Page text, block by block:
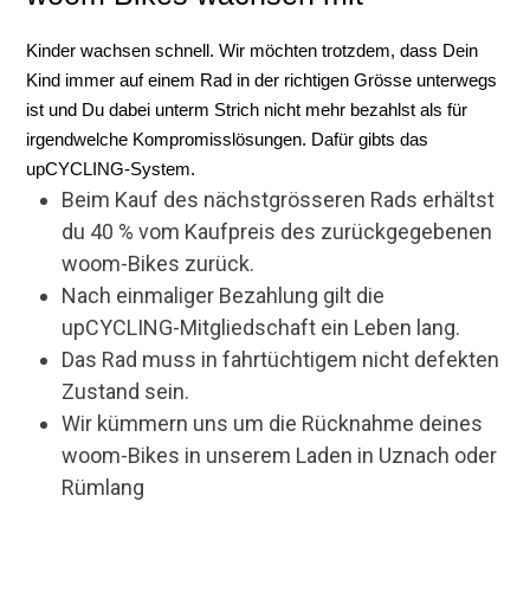
Kinder wachsen schnell. Wir möchten trotzdem, dass Dein
Kind immer auf einem Rad in der richtigen Grösse unterwegs
ist und Du dabei unterm Strich nicht mehr bezahlst als für
irgendwelche Kompromisslösungen. Dafür gibts das
upCYCLING-System.
Beim Kauf des nächstgrösseren Rads erhältst
du 40 % vom Kaufpreis des zurückgegebenen
woom-Bikes zurück.
Nach einmaliger Bezahlung gilt die
upCYCLING-Mitgliedschaft ein Leben lang.
Das Rad muss in fahrtüchtigem nicht defekten
Zustand sein.
Wir kümmern uns um die Rücknahme deines
woom-Bikes in unserem Laden in Uznach oder
Rümlang